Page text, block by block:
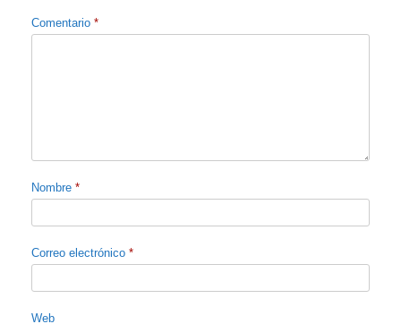
Comentario *
Nombre *
Correo electrónico *
Web